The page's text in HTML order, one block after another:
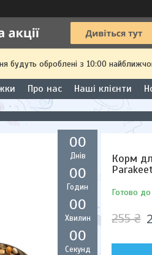
будуть оброблені з 10:00
Про нас Наші клієнти
00
Днів
00
Годин
00
Хвилин
00
Секунд
Корм
Готово до
255 ₴